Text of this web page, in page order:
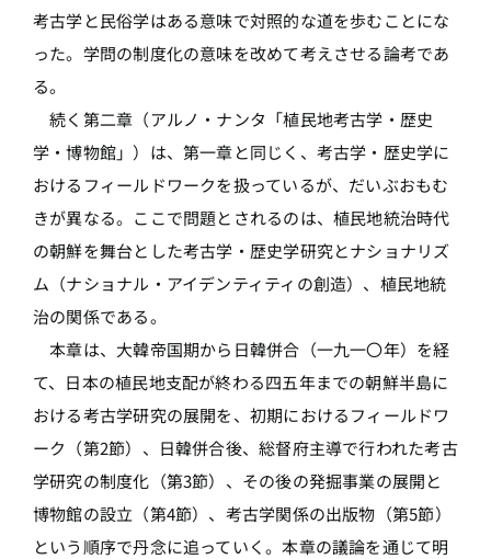
考古学と民俗学はある意味で対照的な道を歩むことにな
った。学問の制度化の意味を改めて考えさせる論考であ
る。
続く第二章（アルノ・ナンタ「植民地考古学・歴史
学・博物館」）は、第一章と同じく、考古学・歴史学に
おけるフィールドワークを扱っているが、だいぶおもむ
きが異なる。ここで問題とされるのは、植民地統治時代
の朝鮮を舞台とした考古学・歴史学研究とナショナリズ
ム（ナショナル・アイデンティティの創造）、植民地統
治の関係である。
本章は、大韓帝国期から日韓併合（一九一〇年）を経
て、日本の植民地支配が終わる四五年までの朝鮮半島に
おける考古学研究の展開を、初期におけるフィールドワ
ーク（第2節）、日韓併合後、総督府主導で行われた考古
学研究の制度化（第3節）、その後の発掘事業の展開と
博物館の設立（第4節）、考古学関係の出版物（第5節）
という順序で丹念に追っていく。本章の議論を通じて明